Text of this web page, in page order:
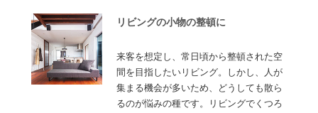
リビングの小物の整頓に
来客を想定し、常日頃から整頓された空
間を目指したいリビング。しかし、人が
集まる機会が多いため、どうしても散ら
るのが悩みの種です。リビングでくつろ